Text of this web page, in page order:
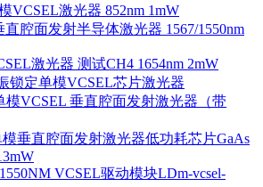
VCSEL激光器 852nm 1mW
直腔面发射半导体激光器 1567/1550nm
激光器 测试CH4 1654nm 2mW
锁定单模VCSEL芯片激光器
模VCSEL 垂直腔面发射激光器（带
垂直腔面发射激光器低功耗芯片GaAs
VCSEL驱动模块LDm-vcsel-